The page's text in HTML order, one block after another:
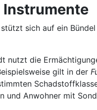
stützt sich auf ein
nutzt die
gilt in der
und Anwohner mit